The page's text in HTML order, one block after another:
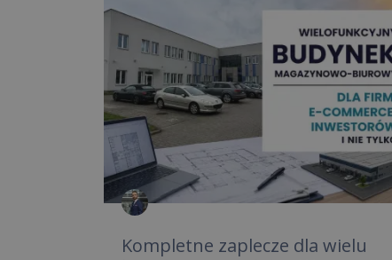
Kompletne zaplecze dla wielu